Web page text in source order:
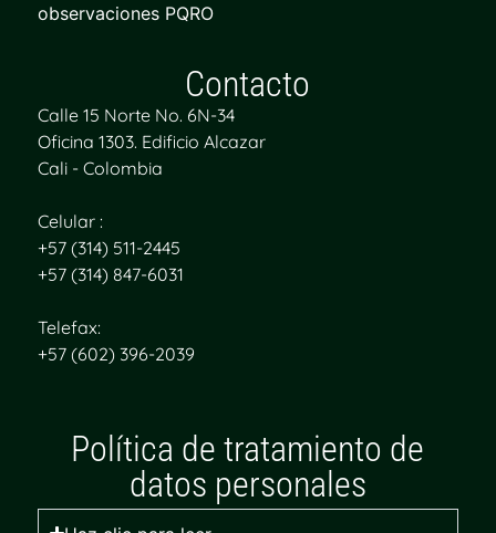
observaciones PQRO
Contacto
Calle 15 Norte No. 6N-34
Oficina 1303. Edificio Alcazar
Cali - Colombia
Celular :
+57 (314) 511-2445
+57 (314) 847-6031
Telefax:
+57 (602) 396-2039
Política de tratamiento de
datos personales